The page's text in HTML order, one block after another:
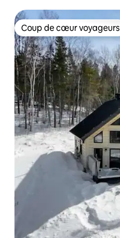
Coup de cœur voyageurs
Coup de cœur voyageurs